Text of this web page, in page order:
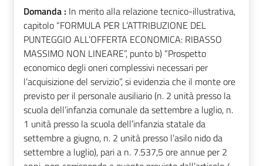
Domanda : In merito alla relazione tecnico-illustrativa,
capitolo “FORMULA PER L’ATTRIBUZIONE DEL
PUNTEGGIO ALL’OFFERTA ECONOMICA: RIBASSO
MASSIMO NON LINEARE”, punto b) “Prospetto
economico degli oneri complessivi necessari per
l’acquisizione del servizio”, si evidenzia che il monte ore
previsto per il personale ausiliario (n. 2 unità presso la
scuola dell’infanzia comunale da settembre a luglio, n.
1 unità presso la scuola dell’infanzia statale da
settembre a giugno, n. 2 unità presso l’asilo nido da
settembre a luglio), pari a n. 7.537,5 ore annue per 2